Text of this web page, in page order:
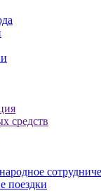
средств
поездки